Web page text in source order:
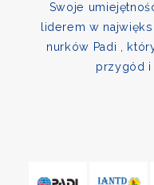
Swoje
liderem w
nurków Padi ,
przygód i